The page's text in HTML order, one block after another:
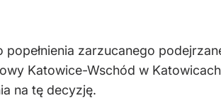
zarzucanego
Katowice-Wschód w
na tę decyzję.